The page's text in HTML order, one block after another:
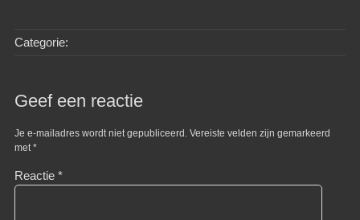
Categorie:
Geef een reactie
Je e-mailadres wordt niet gepubliceerd. Vereiste velden zijn gemarkeerd
met*
Reactie *